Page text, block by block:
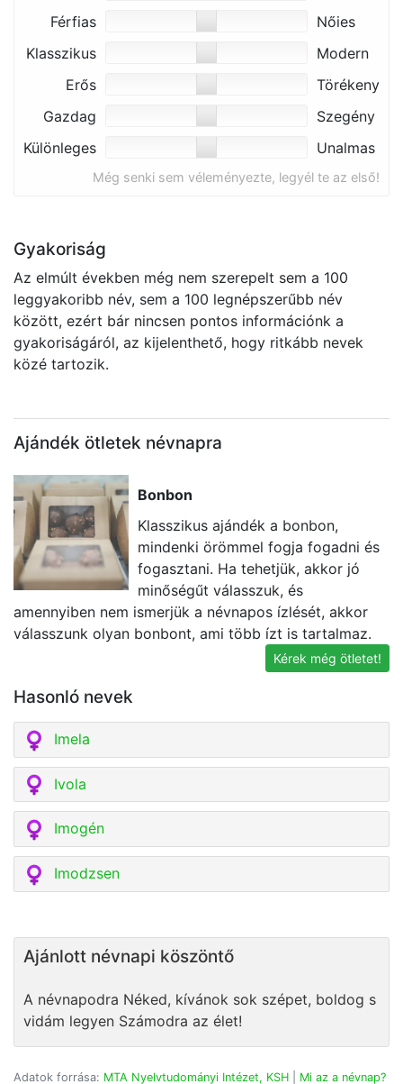
Férfias
Nőies
Klasszikus
Modern
Erős
Törékeny
Gazdag
Szegény
Különleges
Unalmas
Még senki sem véleményezte, legyél te az első!
Gyakoriság
Az elmúlt években még nem szerepelt sem a 100
leggyakoribb név, sem a 100 legnépszerűbb név
között, ezért bár nincsen pontos információnk a
gyakoriságáról, az kijelenthető, hogy ritkább nevek
közé tartozik.
Ajándék ötletek névnapra
Bonbon
Klasszikus ajándék a bonbon,
mindenki örömmel fogja fogadni és
fogasztani. Ha tehetjük, akkor jó
minőségűt válasszuk, és
amennyiben nem ismerjük a névnapos ízlését, akkor
válasszunk olyan bonbont, ami több ízt is tartalmaz.
Kérek még ötletet!
Hasonló nevek
Imela
Ivola
Imogén
Imodzsen
Ajánlott névnapi köszöntő
A névnapodra Néked, kívánok sok szépet, boldog s
vidám legyen Számodra az élet!
Adatok forrása: MTA Nyelvtudományi Intézet, KSH Mi az a névnap?